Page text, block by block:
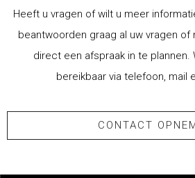
Heeft u vragen of wilt u meer
beantwoorden graag al uw vragen
direct een afspraak in te plannen.
bereikbaar via telefoon, mail
CONTACT